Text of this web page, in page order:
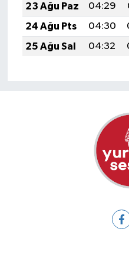
23 Ağu Paz
04:29
24 Ağu Pts
04:30
25 Ağu Sal
04:32